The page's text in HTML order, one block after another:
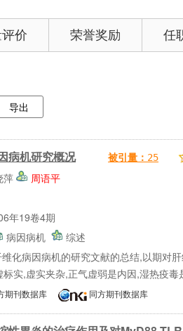
价 荣誉奖励 任
导出
病机研究概况 被引量： 25
萍
周语平
年19卷4期
病因病机
综述
化病因病机的研究文献的总结,以期对
实,虚实夹杂,正气虚弱是内因,湿热疫
期刊数据库 同方期刊数据库